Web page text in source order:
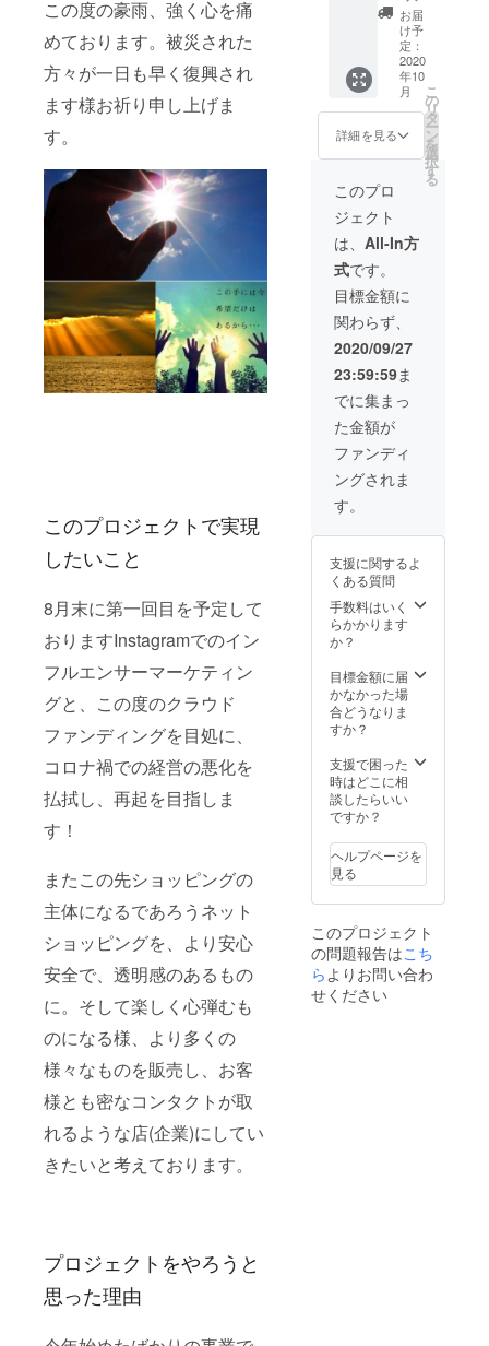
この度の豪雨、強く心を痛
めております。被災された
方々が一日も早く復興され
ます様お祈り申し上げま
す。
このプロジェクトで実現
したいこと
8月末に第一回目を予定して
おりますInstagramでのイン
フルエンサーマーケティン
グと、この度のクラウド
ファンディングを目処に、
コロナ禍での経営の悪化を
払拭し、再起を目指しま
す！
またこの先ショッピングの
主体になるであろうネット
ショッピングを、より安心
安全で、透明感のあるもの
に。そして楽しく心弾むも
のになる様、より多くの
様々なものを販売し、お客
様とも密なコンタクトが取
れるような店(企業)にしてい
きたいと考えております。
プロジェクトをやろうと
思った理由
イン
ショッ
プをご
覧下さ
い。
(BASE
店もご
ざいま
す。) ま
日お礼
ルを送
らせて
頂きま
す。
は事前
にDM、
又は
LINEに
てご連
絡お願
い致し
ます。
せんの
でご注
意下さ
い。 商
品につ
きまし
ては
Instagr
am又は
オンラ
イン
ショッ
プをご
覧下さ
い。
(BASE
店もご
ざいま
日お礼
のメー
ルを送
らせて
頂きま
す。
10枚。
¥50000
相当。
¥15000
(30%)お
得にな
りま
す。金
券チ
ケット
の有効
期限は
到着月
より6ヶ
月未満
となり
ます。
また、
使用さ
れる際
は事前
にDM、
又は
LINEに
てご連
絡お願
い致し
ます。
せんの
意下さ
い。 商
品につ
きまし
ては
am又は
オンラ
イン
ショッ
覧下さ
い。
(BASE
店もご
す。) ま
た、後
日お礼
のメー
らせて
頂きま
す。
お届
け予
定：
2020
年10
月
詳細を見る
こ
の
リ
タ
ー
ン
を
選
択
す
る
このプロ
ジェクト
は、 All-In方
式です。
目標金額に
関わらず、
2020/09/27
23:59:59ま
でに集まっ
た金額が
ファンディ
ングされま
す。
支援に関するよ
くある質問
手数料はいく
らかかります
か？
目標金額に届
かなかった場
合どうなりま
すか？
支援で困った
時はどこに相
談したらいい
ですか？
ヘルプページを
見る
このプロジェクト
の問題報告はこち
ら よりお問い合わ
せください